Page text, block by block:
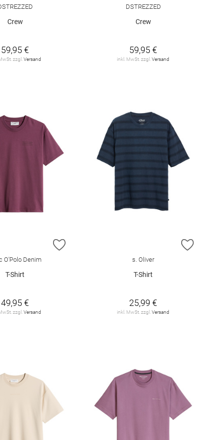
Crew
59,95 €
zzgl.Versand
DSTREZZED
Crew
59,95 €
inkl. MwSt. zzgl.Versand
HINZUFÜGEN
O'Polo Denim
T-Shirt
49,95 €
zzgl.Versand
ZUR
s. Oliver
T-Shirt
25,99 €
inkl. MwSt. zzgl.Versand